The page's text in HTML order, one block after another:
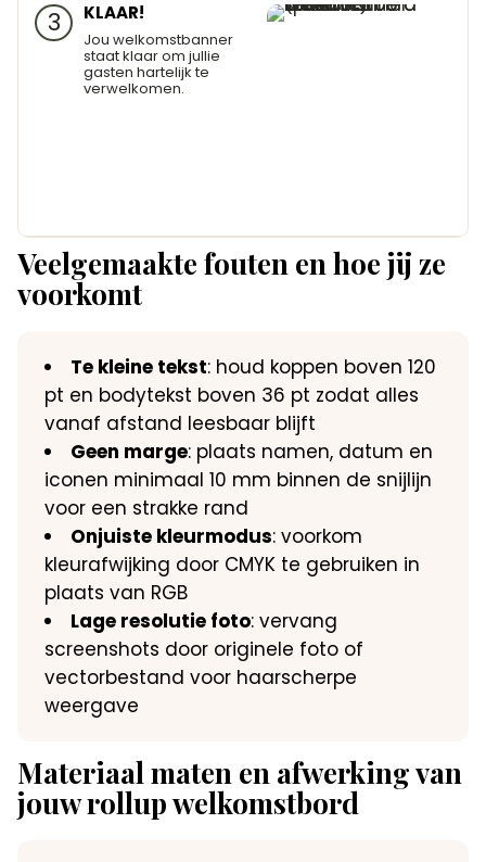
3 KLAAR!
Jou welkomstbanner
staat klaar om jullie
gasten hartelijk te
verwelkomen.
Veelgemaakte fouten en hoe jij ze
voorkomt
Te kleine tekst: houd koppen boven 120
pt en bodytekst boven 36 pt zodat alles
vanaf afstand leesbaar blijft
Geen marge: plaats namen, datum en
iconen minimaal 10 mm binnen de snijlijn
voor een strakke rand
Onjuiste kleurmodus: voorkom
kleurafwijking door CMYK te gebruiken in
plaats van RGB
Lage resolutie foto: vervang
screenshots door originele foto of
vectorbestand voor haarscherpe
weergave
Materiaal maten en afwerking van
jouw rollup welkomstbord